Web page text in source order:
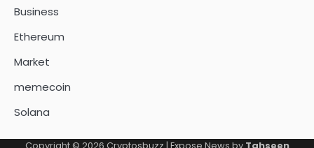
Business
Ethereum
Market
memecoin
Solana